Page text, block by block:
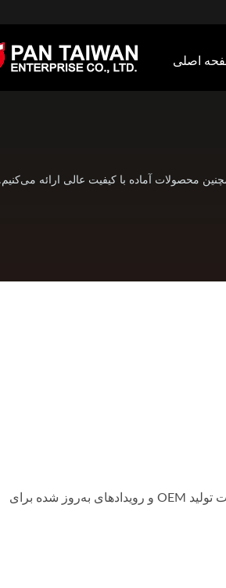
اصلی
Pan Taiwan آخرین اخبار، محصولات فعالیت‌های خارج از منزل / اطلاعات قطعات تولید OEM و رویدادهای به‌روز شده برای